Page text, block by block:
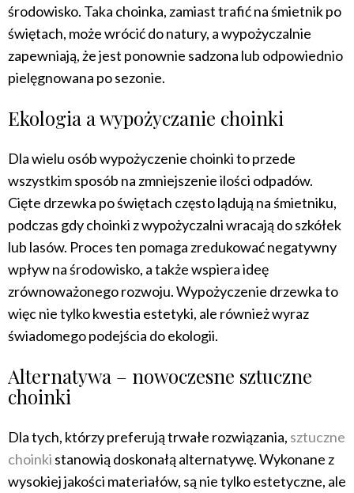
środowisko. Taka choinka, zamiast trafić na śmietnik po
świętach, może wrócić do natury, a wypożyczalnie
zapewniają, że jest ponownie sadzona lub odpowiednio
pielęgnowana po sezonie.
Ekologia a wypożyczanie choinki
Dla wielu osób wypożyczenie choinki to przede
wszystkim sposób na zmniejszenie ilości odpadów.
Cięte drzewka po świętach często lądują na śmietniku,
podczas gdy choinki z wypożyczalni wracają do szkółek
lub lasów. Proces ten pomaga zredukować negatywny
wpływ na środowisko, a także wspiera ideę
zrównoważonego rozwoju. Wypożyczenie drzewka to
więc nie tylko kwestia estetyki, ale również wyraz
świadomego podejścia do ekologii.
Alternatywa – nowoczesne sztuczne
choinki
Dla tych, którzy preferują trwałe rozwiązania, sztuczne
choinki stanowią doskonałą alternatywę. Wykonane z
wysokiej jakości materiałów, są nie tylko estetyczne, ale